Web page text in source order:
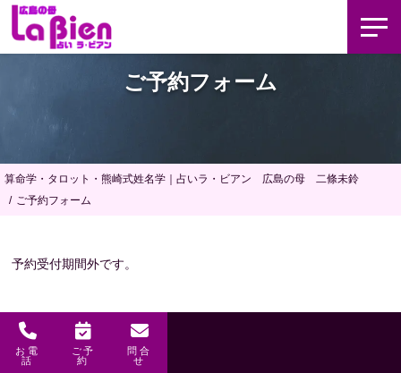
ご予約フォーム
算命学・タロット・熊崎式姓名学｜占いラ・ビアン 広島の母 二條未鈴
ご予約フォーム
予約受付期間外です。
お電
話
ご予
約
問合
せ
メニュー
HOME